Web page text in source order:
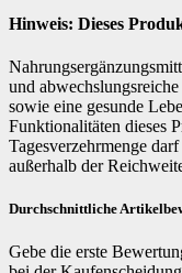
Hinweis: Dieses
und
sowie eine gesunde
Funktionalitäten dieses
Tagesverzehrmenge
außerhalb der
Durchschnittliche
Gebe die erste